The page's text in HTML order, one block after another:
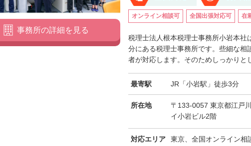
オンライン相談可 全国出張対応可 在
税理士法人根本税理士事務所小岩本社
分にある税理士事務所です。些細な相
者が対応します。そのためしっかりと
最寄駅 JR「小岩駅」徒歩3分
所在地
〒133-0057 東京都江戸
イ小岩ビル2階
対応エリア 東京、全国オンライン相
事務所の詳細を見る